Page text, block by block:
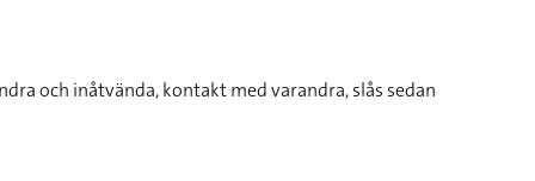
och inåtvända, kontakt med varandra, slås sedan